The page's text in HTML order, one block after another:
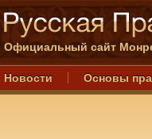
Официальный сайт
Новости Основы